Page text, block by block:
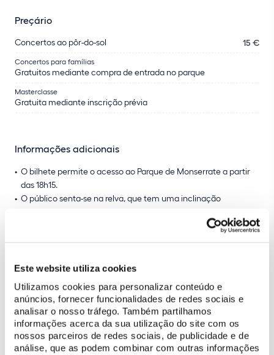
Este website utiliza cookies
Utilizamos cookies para personalizar conteúdo e
anúncios, fornecer funcionalidades de redes sociais e
analisar o nosso tráfego. Também partilhamos
informações acerca da sua utilização do site com os
nossos parceiros de redes sociais, de publicidade e de
análise, que as podem combinar com outras informações
Preçário
Concertos ao pôr-do-sol 15 €
Concertos para famílias
Gratuitos mediante compra de entrada no parque
Masterclasse
Gratuita mediante inscrição prévia
Informações adicionais
O bilhete permite o acesso ao Parque de Monserrate a partir
das 18h15.
O público senta-se na relva, que tem uma inclinação
caso de alteração de data ou cancelamento do evento.
Transporte especial gratuito para portadores de
bilhete para o concerto
Circuito: Estação da Portela de Sintra (lado sul) <> Estação de